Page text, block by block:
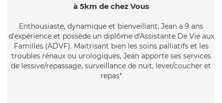
à 5km de chez Vous
Enthousiaste, dynamique et bienveillant, Jean a 9 ans
d'expérience et possède un diplôme d'Assistante De Vie aux
Familles (ADVF). Maitrisant bien les soins palliatifs et les
troubles rénaux ou urologiques, Jean apporte ses services
de lessive/repassage, surveillance de nuit, lever/coucher et
repas*